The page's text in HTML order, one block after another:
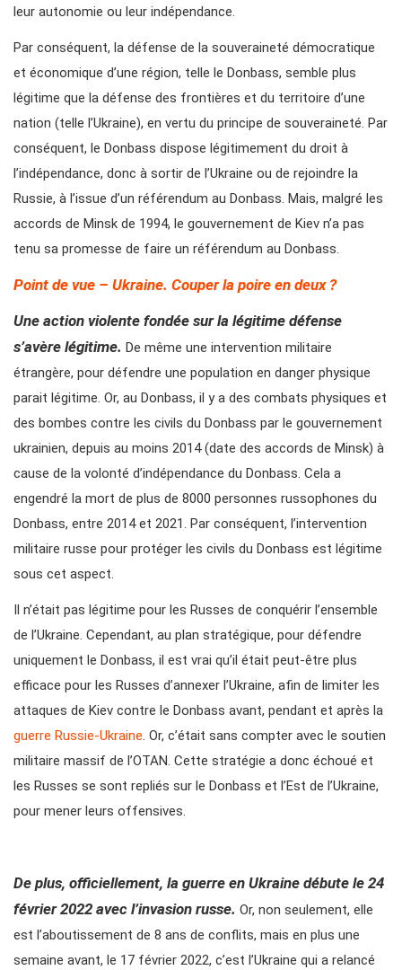
leur autonomie ou leur indépendance.
Par conséquent, la défense de la souveraineté démocratique
et économique d’une région, telle le Donbass, semble plus
légitime que la défense des frontières et du territoire d’une
nation (telle l’Ukraine), en vertu du principe de souveraineté. Par
conséquent, le Donbass dispose légitimement du droit à
l’indépendance, donc à sortir de l’Ukraine ou de rejoindre la
Russie, à l’issue d’un référendum au Donbass. Mais, malgré les
accords de Minsk de 1994, le gouvernement de Kiev n’a pas
tenu sa promesse de faire un référendum au Donbass.
Point de vue – Ukraine. Couper la poire en deux ?
Une action violente fondée sur la légitime défense
s’avère légitime. De même une intervention militaire
étrangère, pour défendre une population en danger physique
parait légitime. Or, au Donbass, il y a des combats physiques et
des bombes contre les civils du Donbass par le gouvernement
ukrainien, depuis au moins 2014 (date des accords de Minsk) à
cause de la volonté d’indépendance du Donbass. Cela a
engendré la mort de plus de 8000 personnes russophones du
Donbass, entre 2014 et 2021. Par conséquent, l’intervention
militaire russe pour protéger les civils du Donbass est légitime
sous cet aspect.
Il n’était pas légitime pour les Russes de conquérir l’ensemble
de l’Ukraine. Cependant, au plan stratégique, pour défendre
uniquement le Donbass, il est vrai qu’il était peut-être plus
efficace pour les Russes d’annexer l’Ukraine, afin de limiter les
attaques de Kiev contre le Donbass avant, pendant et après la
guerre Russie-Ukraine. Or, c’était sans compter avec le soutien
militaire massif de l’OTAN. Cette stratégie a donc échoué et
les Russes se sont repliés sur le Donbass et l’Est de l’Ukraine,
pour mener leurs offensives.
De plus, officiellement, la guerre en Ukraine débute le 24
février 2022 avec l’invasion russe. Or, non seulement, elle
est l’aboutissement de 8 ans de conflits, mais en plus une
semaine avant, le 17 février 2022, c’est l’Ukraine qui a relancé